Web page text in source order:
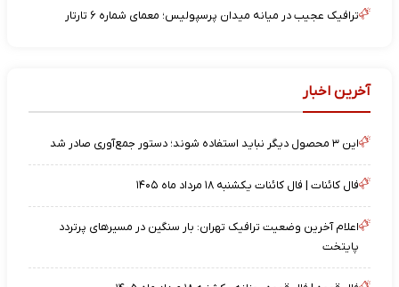
ترافیک عجیب در میانه میدان پرسپولیس؛ معمای شماره ۶ تارتار
آخرین اخبار
این ۳ محصول دیگر نباید استفاده شوند؛ دستور جمع‌آوری صادر شد
فال کائنات | فال کائنات یکشنبه ۱۸ مرداد ماه ۱۴۰۵
اعلام آخرین وضعیت ترافیک تهران: بار سنگین در مسیرهای پرتردد
پایتخت